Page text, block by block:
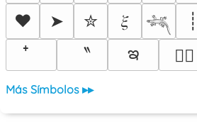
❤ ➤ ✮ 𝜉 𓆈 ┊
〝
ఇ ♡⃕
Más Símbolos ▸▸